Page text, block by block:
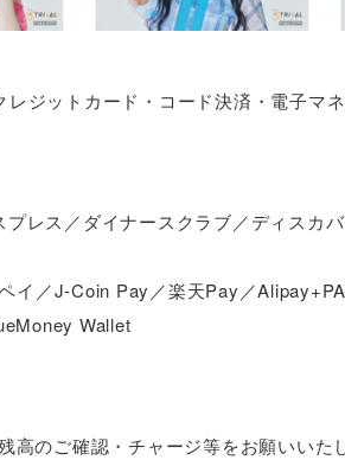
ジットカード・コード決済・電子マ
レス／ダイナースクラブ／ディスカ
イ／J-Coin Pay／楽天Pay／
Wallet
のご確認・チャージ等をお願いいた